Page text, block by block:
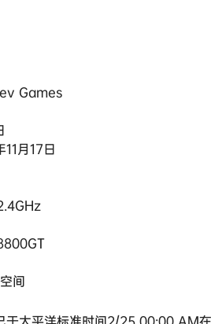
Games
月17日
间